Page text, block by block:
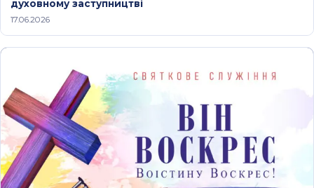
духовному заступництві
17.06.2026